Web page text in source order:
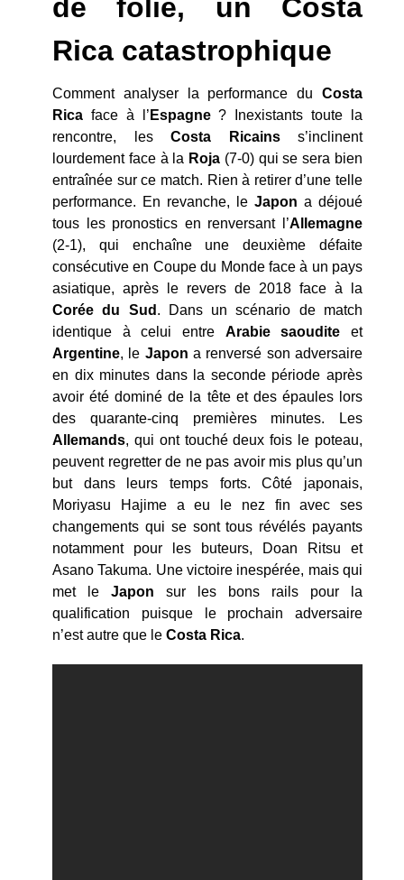
de folie, un Costa
Rica catastrophique
Comment analyser la performance du Costa
Rica face à l’ Espagne? Inexistants toute la
rencontre, les Costa Ricainss’inclinent
lourdement face à la Roja (7-0) qui se sera bien
entraînée sur ce match. Rien à retirer d’une telle
performance. En revanche, le Japon a déjoué
tous les pronostics en renversant l’Allemagne
(2-1), qui enchaîne une deuxième défaite
consécutive en Coupe du Monde face à un pays
asiatique, après le revers de 2018 face à la
Corée du Sud . Dans un scénario de match
identique à celui entre Arabie saoudite et
Argentine, le Japon a renversé son adversaire
en dix minutes dans la seconde période après
avoir été dominé de la tête et des épaules lors
des quarante-cinq premières minutes. Les
Allemands, qui ont touché deux fois le poteau,
peuvent regretter de ne pas avoir mis plus qu’un
but dans leurs temps forts. Côté japonais,
Moriyasu Hajime a eu le nez fin avec ses
changements qui se sont tous révélés payants
notamment pour les buteurs, Doan Ritsu et
Asano Takuma. Une victoire inespérée, mais qui
met le Japon sur les bons rails pour la
qualification puisque le prochain adversaire
n’est autre que le Costa Rica.